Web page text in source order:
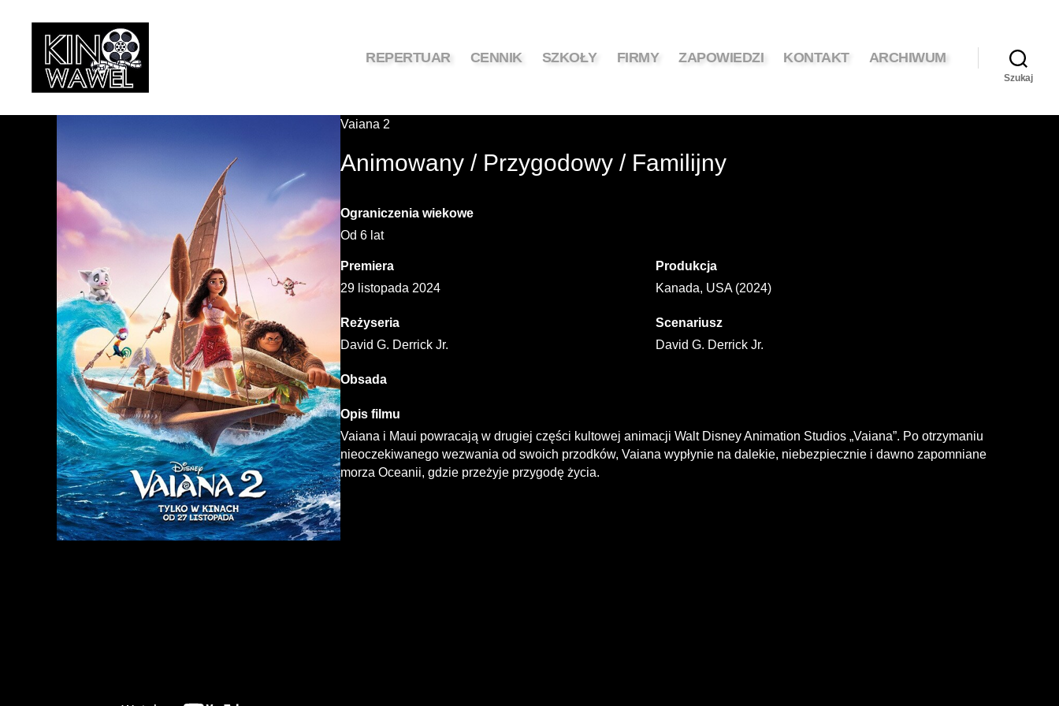
Wawel
REPERTUAR CENNIK SZKOŁY FIRMY ZAPOWIEDZI KONTAKT ARCHIWUM
Szukaj
Vaiana 2
Animowany / Przygodowy / Familijny
Ograniczenia wiekowe
Od 6 lat
Premiera
29 listopada 2024
Produkcja
Kanada, USA (2024)
Reżyseria
David G. Derrick Jr.
Scenariusz
David G. Derrick Jr.
Obsada
Opis filmu
Vaiana i Maui powracają w drugiej części kultowej animacji Walt Disney Animation Studios „Vaiana”. Po otrzymaniu
nieoczekiwanego wezwania od swoich przodków, Vaiana wypłynie na dalekie, niebezpiecznie i dawno zapomniane
morza Oceanii, gdzie przeżyje przygodę życia.